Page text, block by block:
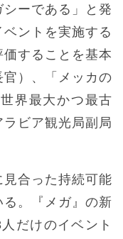
ーである」と発
ントを実施する
することを基本
）、「メッカの
界最大かつ最古
ビア観光局副局
見合った持続可能
。『メガ』の新
だけのイベント